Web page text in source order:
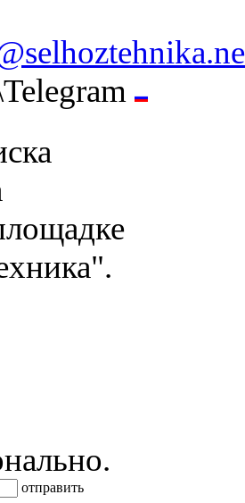
отправить